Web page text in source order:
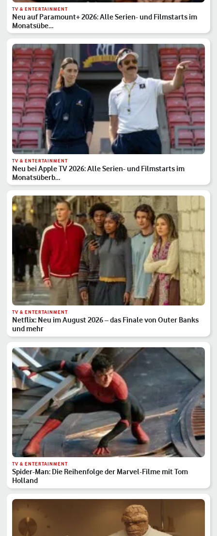
TV & ENTERTAINMENT
Neu auf Paramount+ 2026: Alle Serien- und Filmstarts im
Monatsübe…
TV & ENTERTAINMENT
Neu bei Apple TV 2026: Alle Serien- und Filmstarts im
Monatsüberb…
TV & ENTERTAINMENT
Netflix: Neu im August 2026 – das Finale von Outer Banks
und mehr
TV & ENTERTAINMENT
Spider-Man: Die Reihenfolge der Marvel-Filme mit Tom
Holland